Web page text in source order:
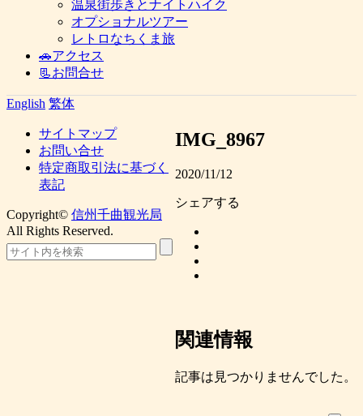
温泉街歩きとナイトハイク
オプショナルツアー
レトロなちくま旅
🚗アクセス
📃お問合せ
English 繁体
IMG_8967
2020/11/12
シェアする
関連情報
記事は見つかりませんでした。
サイトマップ
お問い合せ
特定商取引法に基づく
表記
Copyright© 信州千曲観光局
All Rights Reserved.